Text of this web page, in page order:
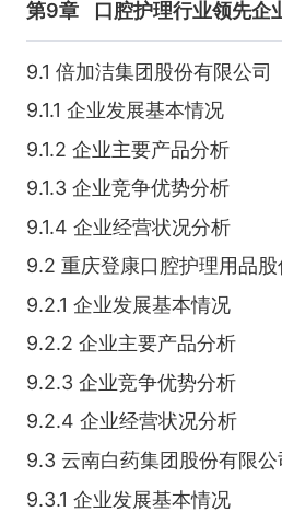
第9章 口腔护理行业领先企
9.1 倍加洁集团股份有限公司
9.1.1 企业发展基本情况
9.1.2 企业主要产品分析
9.1.3 企业竞争优势分析
9.1.4 企业经营状况分析
9.2 重庆登康口腔护理用品股
9.2.1 企业发展基本情况
9.2.2 企业主要产品分析
9.2.3 企业竞争优势分析
9.2.4 企业经营状况分析
9.3 云南白药集团股份有限公
9.3.1 企业发展基本情况